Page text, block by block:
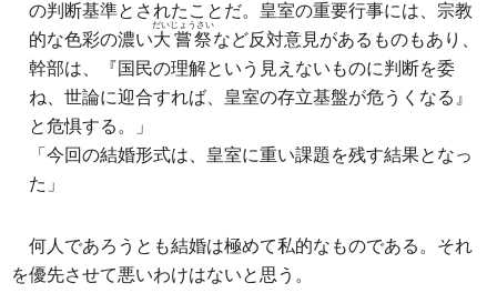
の判断基準とされたことだ。皇室の重要行事には、宗教
的な色彩の濃い大嘗祭
だいじょうさい
など反対意見があるものもあり、
幹部は、『国民の理解という見えないものに判断を委
ね、世論に迎合すれば、皇室の存立基盤が危うくなる』
と危惧する。」
「今回の結婚形式は、皇室に重い課題を残す結果となっ
た」
何人であろうとも結婚は極めて私的なものである。それ
を優先させて悪いわけはないと思う。